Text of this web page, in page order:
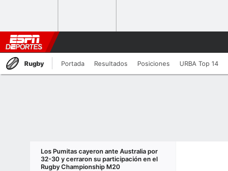
Rugby Portada Resultados Posiciones URBA Top 14
Los Pumitas cayeron ante Australia por
32-30 y cerraron su participación en el
Rugby Championship M20